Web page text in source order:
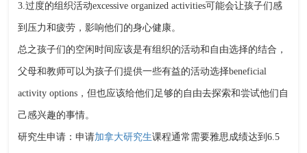
3.过度的组织活动excessive organized activities可能会让孩子们感
到压力和疲劳，影响他们的身心健康。
总之孩子们的空闲时间应该是有组织的活动和自由选择的结合，
父母和教师可以为孩子们提供一些有益的活动选择beneficial
activity options，但也应该给他们足够的自由去探索和尝试他们自
己感兴趣的事情。
研究生申请：申请加拿大研究生课程通常需要雅思成绩达到6.5